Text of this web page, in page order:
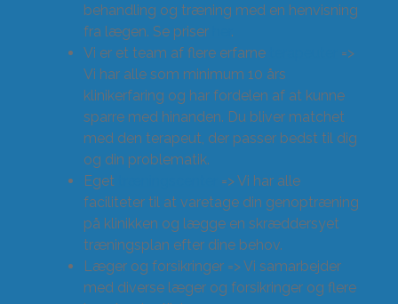
behandling og træning med en henvisning
fra lægen. Se priser
.
Vi er et team af flere erfarne
=>
Vi har alle som minimum 10 års
klinikerfaring og har fordelen af at kunne
sparre med hinanden. Du bliver matchet
med den terapeut, der passer bedst til dig
og din problematik.
Eget
=> Vi har alle
faciliteter til at varetage din genoptræning
på klinikken og lægge en skræddersyet
træningsplan efter dine behov.
Læger og forsikringer => Vi samarbejder
med diverse læger og forsikringer og flere